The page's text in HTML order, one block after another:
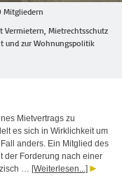
Mitgliedern
Mietrechtsschutz
und zur Wohnungspolitik
Mietvertrags zu
es sich in Wirklichkeit um
anders. Ein Mitglied des
der Forderung nach einer
… [Weiterlesen...]